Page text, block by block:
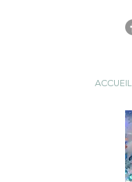
ACCUEIL